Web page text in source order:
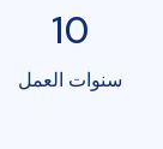
10
سنوات العمل